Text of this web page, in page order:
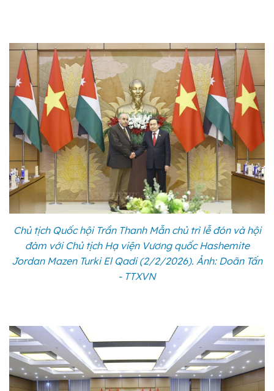
Chủ tịch Quốc hội Trần Thanh Mẫn chủ trì lễ đón và hội
đàm với Chủ tịch Hạ viện Vương quốc Hashemite
Jordan Mazen Turki El Qadi (2/2/2026). Ảnh: Doãn Tấn
- TTXVN